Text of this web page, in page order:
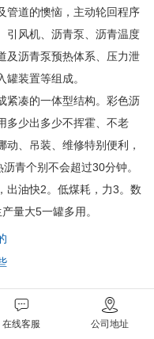
管道的懊恼，主动轮回程序
引风机、沥青泵、沥青温度
及沥青泵预热体系、压力泄
装置等组成。
紧凑的一体型结构。彩色沥
多少出多少不挥霍、不老
、吊装、维修特别便利，
青个别不会超过30分钟。
出油快2。低煤耗，力3。数
量大5一罐多用。
在线客服 公司地址